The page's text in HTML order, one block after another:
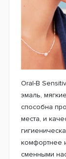
Oral-B
эмаль,
способна
места, и
комфортнее
сменными